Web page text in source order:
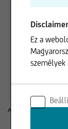
1 n
A múltbeli hozamok nem
Disclaimer
Ez a
személyek